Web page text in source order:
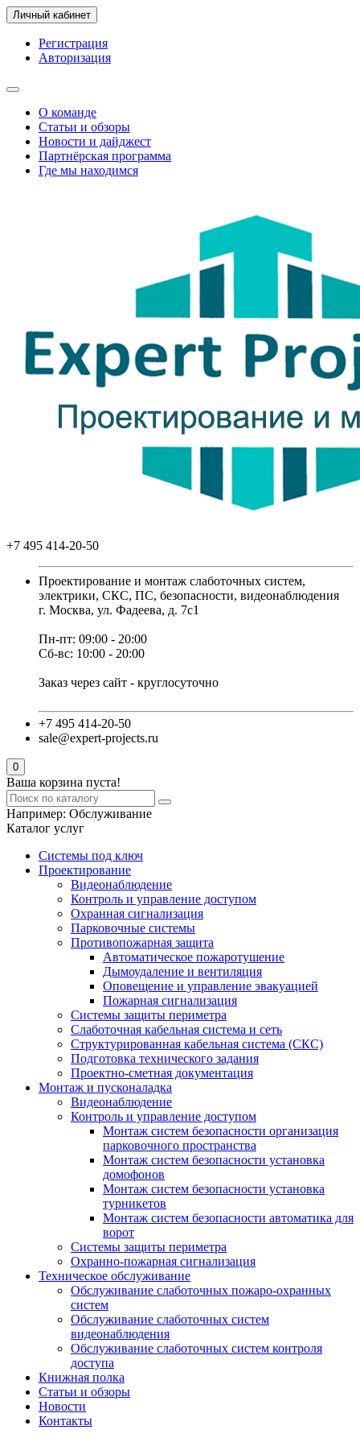
Личный кабинет
Регистрация
Авторизация
О команде
Статьи и обзоры
Новости и дайджест
Партнёрская программа
Где мы находимся
+7 495 414-20-50
Проектирование и монтаж слаботочных систем,
электрики, СКС, ПС, безопасности, видеонаблюдения
г. Москва, ул. Фадеева, д. 7с1
Пн-пт: 09:00 - 20:00
Сб-вс: 10:00 - 20:00
Заказ через сайт - круглосуточно
+7 495 414-20-50
sale@expert-projects.ru
0
Ваша корзина пуста!
Например: Обслуживание
Каталог услуг
Системы под ключ
Проектирование
Видеонаблюдение
Контроль и управление доступом
Охранная сигнализация
Парковочные системы
Противопожарная защита
Автоматическое пожаротушение
Дымоудаление и вентиляция
Оповещение и управление эвакуацией
Пожарная сигнализация
Системы защиты периметра
Слаботочная кабельная система и сеть
Структурированная кабельная система (СКС)
Подготовка технического задания
Проектно-сметная документация
Монтаж и пусконаладка
Видеонаблюдение
Контроль и управление доступом
Монтаж систем безопасности организация
парковочного пространства
Монтаж систем безопасности установка
домофонов
Монтаж систем безопасности установка
турникетов
Монтаж систем безопасности автоматика для
ворот
Системы защиты периметра
Охранно-пожарная сигнализация
Техническое обслуживание
Обслуживание слаботочных пожаро-охранных
систем
Обслуживание слаботочных систем
видеонаблюдения
Обслуживание слаботочных систем контроля
доступа
Книжная полка
Статьи и обзоры
Новости
Контакты